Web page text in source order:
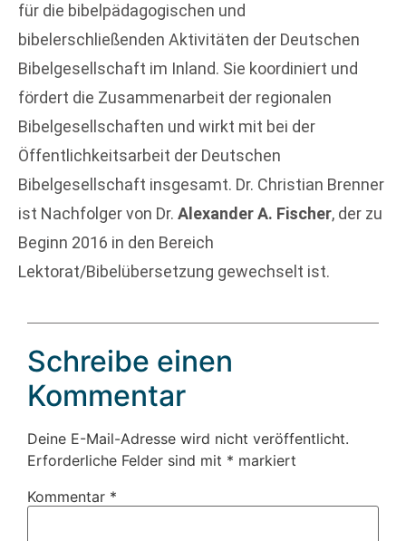
für die bibelpädagogischen und
bibelerschließenden Aktivitäten der Deutschen
Bibelgesellschaft im Inland. Sie koordiniert und
fördert die Zusammenarbeit der regionalen
Bibelgesellschaften und wirkt mit bei der
Öffentlichkeitsarbeit der Deutschen
Bibelgesellschaft insgesamt. Dr. Christian Brenner
ist Nachfolger von Dr. Alexander A. Fischer, der zu
Beginn 2016 in den Bereich
Lektorat/Bibelübersetzung gewechselt ist.
Schreibe einen
Kommentar
Deine E-Mail-Adresse wird nicht veröffentlicht.
Erforderliche Felder sind mit * markiert
Kommentar *